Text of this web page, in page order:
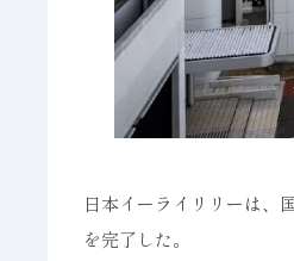
日本イーライリリーは、
を完了した。